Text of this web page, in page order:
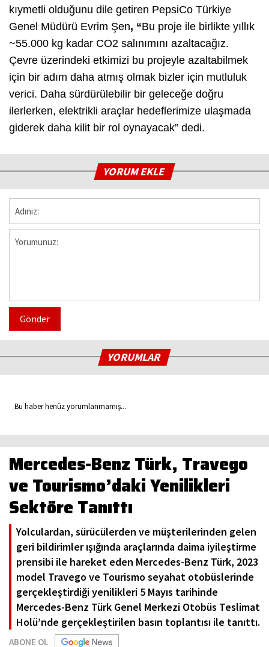
kıymetli olduğunu dile getiren PepsiCo Türkiye
Genel Müdürü Evrim Şen, “Bu proje ile birlikte yıllık
~55.000 kg kadar CO2 salınımını azaltacağız.
Çevre üzerindeki etkimizi bu projeyle azaltabilmek
için bir adım daha atmış olmak bizler için mutluluk
verici. Daha sürdürülebilir bir geleceğe doğru
ilerlerken, elektrikli araçlar hedeflerimize ulaşmada
giderek daha kilit bir rol oynayacak” dedi.
YORUM EKLE
Gönder
YORUMLAR
Bu haber henüz yorumlanmamış...
Mercedes-Benz Türk, Travego
ve Tourismo’daki Yenilikleri
Sektöre Tanıttı
Yolculardan, sürücülerden ve müşterilerinden gelen
geri bildirimler ışığında araçlarında daima iyileştirme
prensibi ile hareket eden Mercedes-Benz Türk, 2023
model Travego ve Tourismo seyahat otobüslerinde
gerçekleştirdiği yenilikleri 5 Mayıs tarihinde
Mercedes-Benz Türk Genel Merkezi Otobüs Teslimat
Holü’nde gerçekleştirilen basın toplantısı ile tanıttı.
ABONE OL